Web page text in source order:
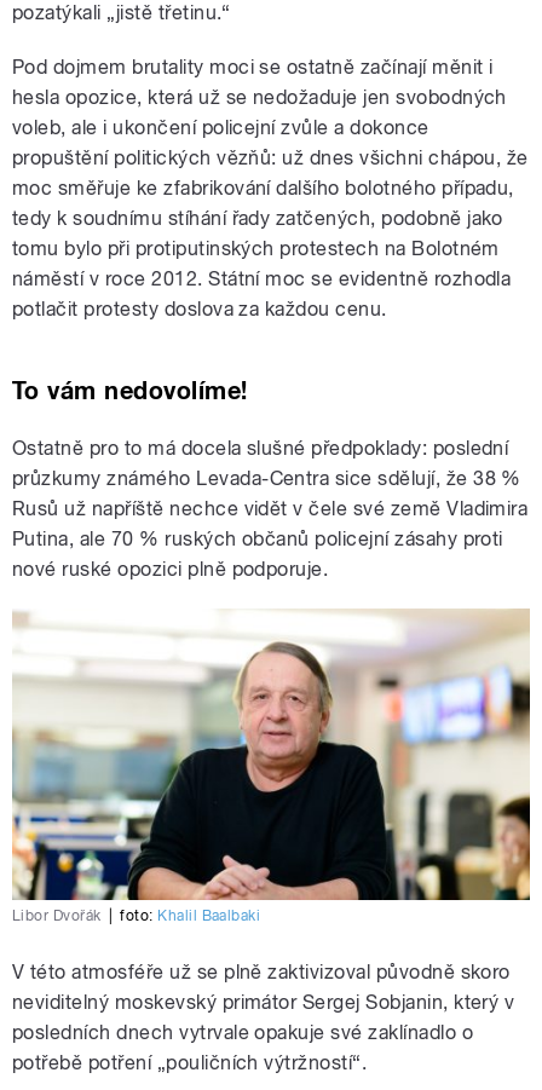
pozatýkali „jistě třetinu.“
Pod dojmem brutality moci se ostatně začínají měnit i
hesla opozice, která už se nedožaduje jen svobodných
voleb, ale i ukončení policejní zvůle a dokonce
propuštění politických vězňů: už dnes všichni chápou, že
moc směřuje ke zfabrikování dalšího bolotného případu,
tedy k soudnímu stíhání řady zatčených, podobně jako
tomu bylo při protiputinských protestech na Bolotném
náměstí v roce 2012. Státní moc se evidentně rozhodla
potlačit protesty doslova za každou cenu.
To vám nedovolíme!
Ostatně pro to má docela slušné předpoklady: poslední
průzkumy známého Levada-Centra sice sdělují, že 38 %
Rusů už napříště nechce vidět v čele své země Vladimira
Putina, ale 70 % ruských občanů policejní zásahy proti
nové ruské opozici plně podporuje.
Libor Dvořák foto: Khalil Baalbaki
V této atmosféře už se plně zaktivizoval původně skoro
neviditelný moskevský primátor Sergej Sobjanin, který v
posledních dnech vytrvale opakuje své zaklínadlo o
potřebě potření „pouličních výtržností“.